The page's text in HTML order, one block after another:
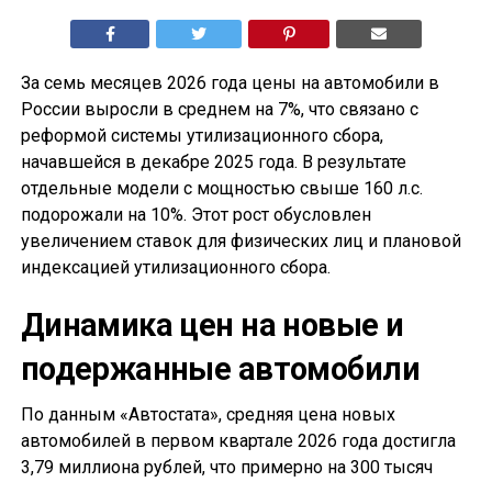
За семь месяцев 2026 года цены на автомобили в
России выросли в среднем на 7%, что связано с
реформой системы утилизационного сбора,
начавшейся в декабре 2025 года. В результате
отдельные модели с мощностью свыше 160 л.с.
подорожали на 10%. Этот рост обусловлен
увеличением ставок для физических лиц и плановой
индексацией утилизационного сбора.
Динамика цен на новые и
подержанные автомобили
По данным «Автостата», средняя цена новых
автомобилей в первом квартале 2026 года достигла
3,79 миллиона рублей, что примерно на 300 тысяч